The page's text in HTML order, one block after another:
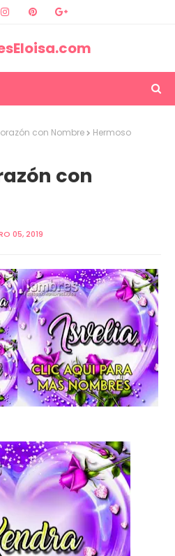
con Nombre
Hermoso
con
05, 2019